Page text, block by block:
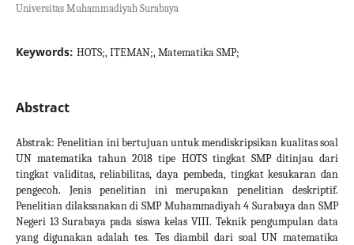
Universitas Muhammadiyah Surabaya
Keywords: HOTS;, ITEMAN;, Matematika SMP;
Abstract
Abstrak: Penelitian ini bertujuan untuk mendiskripsikan kualitas soal
UN matematika tahun 2018 tipe HOTS tingkat SMP ditinjau dari
tingkat validitas, reliabilitas, daya pembeda, tingkat kesukaran dan
pengecoh. Jenis penelitian ini merupakan penelitian deskriptif.
Penelitian dilaksanakan di SMP Muhammadiyah 4 Surabaya dan SMP
Negeri 13 Surabaya pada siswa kelas VIII. Teknik pengumpulan data
yang digunakan adalah tes. Tes diambil dari soal UN matematika